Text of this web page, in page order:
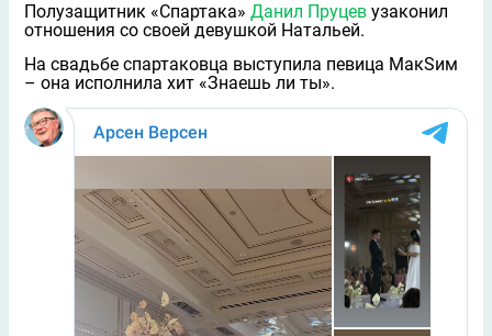
Полузащитник «Спартака» Данил Пруцев узаконил
отношения со своей девушкой Натальей.
На свадьбе спартаковца выступила певица МакSим
– она исполнила хит «Знаешь ли ты».